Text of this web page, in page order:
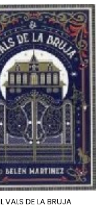
EL VALS DE LA BRUJA